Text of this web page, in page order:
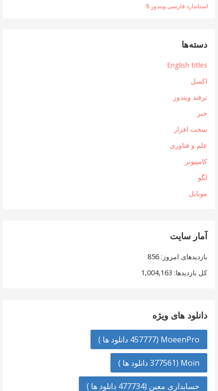
استاندارد فارسی ویندوز 8
دسته‌ها
English titles
اکسل
ترفند ویندوز
خبر
سخت افزار
علم و فناوری
کامپیوتر
لگو
موبایل
آمار سایت
بازدیدهای امروز:856
کل بازدیدها: 1,004,163
دانلود های ویژه
MoeenPro (457777 دانلود ها )
Moin (377561 دانلود ها )
حسابداری معین (477734 دانلود ها )